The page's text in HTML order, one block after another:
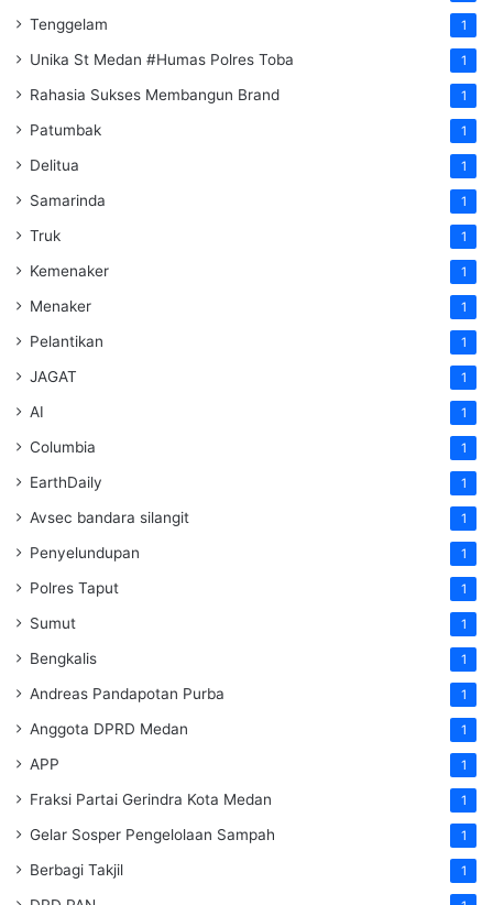
Tenggelam 1
Unika St Medan #Humas Polres Toba 1
Rahasia Sukses Membangun Brand 1
Patumbak 1
Delitua 1
Samarinda 1
Truk 1
Kemenaker 1
Menaker 1
Pelantikan 1
JAGAT 1
AI 1
Columbia 1
EarthDaily 1
Avsec bandara silangit 1
Penyelundupan 1
Polres Taput 1
Sumut 1
Bengkalis 1
Andreas Pandapotan Purba 1
Anggota DPRD Medan 1
APP 1
Fraksi Partai Gerindra Kota Medan 1
Gelar Sosper Pengelolaan Sampah 1
Berbagi Takjil 1